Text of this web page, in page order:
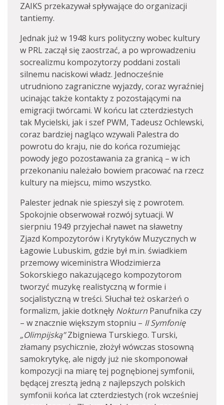
ZAIKS przekazywał spływające do organizacji
tantiemy.
Jednak już w 1948 kurs polityczny wobec kultury
w PRL zaczął się zaostrzać, a po wprowadzeniu
socrealizmu kompozytorzy poddani zostali
silnemu naciskowi władz. Jednocześnie
utrudniono zagraniczne wyjazdy, coraz wyraźniej
ucinając także kontakty z pozostającymi na
emigracji twórcami. W końcu lat czterdziestych
tak Mycielski, jak i szef PWM, Tadeusz Ochlewski,
coraz bardziej nagląco wzywali Palestra do
powrotu do kraju, nie do końca rozumiejąc
powody jego pozostawania za granicą – w ich
przekonaniu należało bowiem pracować na rzecz
kultury na miejscu, mimo wszystko.
Palester jednak nie spieszył się z powrotem.
Spokojnie obserwował rozwój sytuacji. W
sierpniu 1949 przyjechał nawet na sławetny
Zjazd Kompozytorów i Krytyków Muzycznych w
Łagowie Lubuskim, gdzie był m.in. świadkiem
przemowy wiceministra Włodzimierza
Sokorskiego nakazującego kompozytorom
tworzyć muzykę realistyczną w formie i
socjalistyczną w treści. Słuchał też oskarżeń o
formalizm, jakie dotknęły Nokturn Panufnika czy
– w znacznie większym stopniu – II Symfonię
„Olimpijską”Zbigniewa Turskiego. Turski,
złamany psychicznie, złożył wówczas stosowną
samokrytykę, ale nigdy już nie skomponował
kompozycji na miarę tej pognębionej symfonii,
będącej zresztą jedną z najlepszych polskich
symfonii końca lat czterdziestych (rok wcześniej